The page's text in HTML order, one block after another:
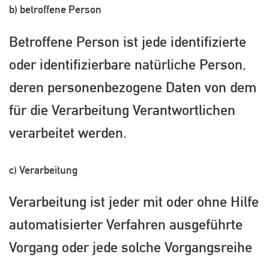
b) betroffene Person
Betroffene Person ist jede identifizierte
oder identifizierbare natürliche Person,
deren personenbezogene Daten von dem
für die Verarbeitung Verantwortlichen
verarbeitet werden.
c) Verarbeitung
Verarbeitung ist jeder mit oder ohne Hilfe
automatisierter Verfahren ausgeführte
Vorgang oder jede solche Vorgangsreihe